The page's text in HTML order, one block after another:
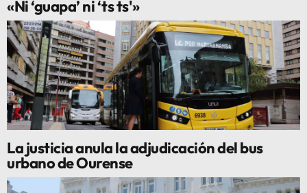
«Ni ‘guapa’ ni ‘ts ts'»
La justicia anula la adjudicación del bus
urbano de Ourense